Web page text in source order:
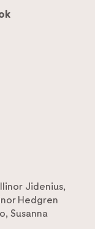
Jidenius,
Hedgren
, Susanna